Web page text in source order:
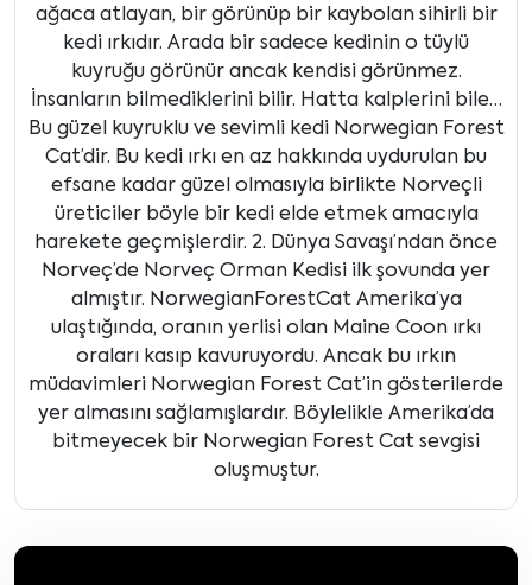
ağaca atlayan, bir görünüp bir kaybolan sihirli bir
kedi ırkıdır. Arada bir sadece kedinin o tüylü
kuyruğu görünür ancak kendisi görünmez.
İnsanların bilmediklerini bilir. Hatta kalplerini bile…
Bu güzel kuyruklu ve sevimli kedi Norwegian Forest
Cat’dir. Bu kedi ırkı en az hakkında uydurulan bu
efsane kadar güzel olmasıyla birlikte Norveçli
üreticiler böyle bir kedi elde etmek amacıyla
harekete geçmişlerdir. 2. Dünya Savaşı’ndan önce
Norveç’de Norveç Orman Kedisi ilk şovunda yer
almıştır. NorwegianForestCat Amerika’ya
ulaştığında, oranın yerlisi olan Maine Coon ırkı
oraları kasıp kavuruyordu. Ancak bu ırkın
müdavimleri Norwegian Forest Cat’in gösterilerde
yer almasını sağlamışlardır. Böylelikle Amerika’da
bitmeyecek bir Norwegian Forest Cat sevgisi
oluşmuştur.